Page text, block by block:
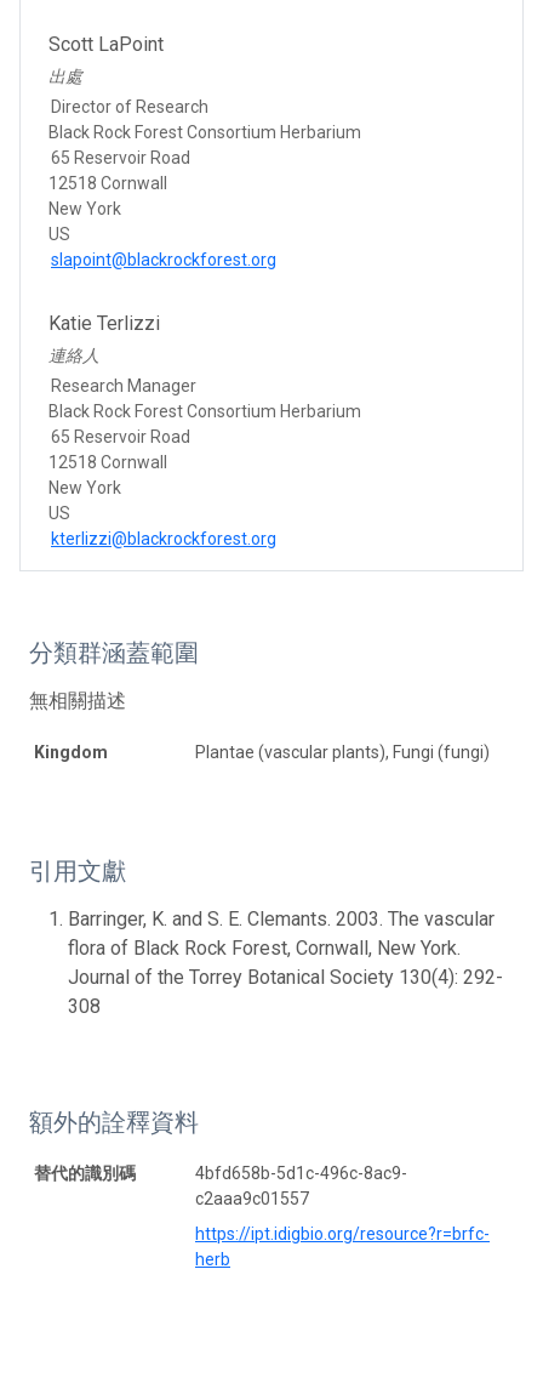
Scott LaPoint
出處
Director of Research
Black Rock Forest Consortium Herbarium
65 Reservoir Road
12518 Cornwall
New York
US
slapoint@blackrockforest.org
Katie Terlizzi
連絡人
Research Manager
Black Rock Forest Consortium Herbarium
65 Reservoir Road
12518 Cornwall
New York
US
kterlizzi@blackrockforest.org
分類群涵蓋範圍
無相關描述
Kingdom Plantae (vascular plants), Fungi (fungi)
引用文獻
Barringer, K. and S. E. Clemants. 2003. The vascular
flora of Black Rock Forest, Cornwall, New York.
Journal of the Torrey Botanical Society 130(4): 292-
308
額外的詮釋資料
替代的識別碼
4bfd658b-5d1c-496c-8ac9-
c2aaa9c01557
https://ipt.idigbio.org/resource?r=brfc-
herb